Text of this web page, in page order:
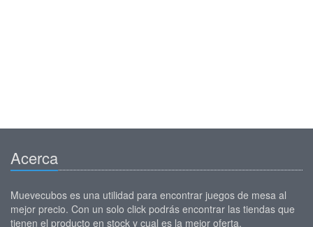
Acerca
Muevecubos es una utilidad para encontrar juegos de mesa al
mejor precio. Con un solo click podrás encontrar las tiendas que
tienen el producto en stock y cual es la mejor oferta.